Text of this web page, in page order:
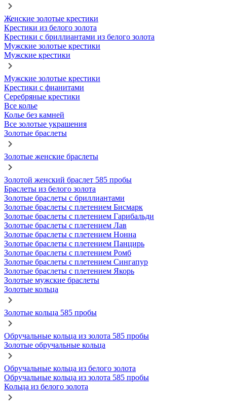
Женские золотые крестики
Крестики из белого золота
Крестики с бриллиантами из белого золота
Мужские золотые крестики
Мужские крестики
Мужские золотые крестики
Крестики с фианитами
Серебряные крестики
Все колье
Колье без камней
Все золотые украшения
Золотые браслеты
Золотые женские браслеты
Золотой женский браслет 585 пробы
Браслеты из белого золота
Золотые браслеты с бриллиантами
Золотые браслеты с плетением Бисмарк
Золотые браслеты с плетением Гарибальди
Золотые браслеты с плетением Лав
Золотые браслеты с плетением Нонна
Золотые браслеты с плетением Панцирь
Золотые браслеты с плетением Ромб
Золотые браслеты с плетением Сингапур
Золотые браслеты с плетением Якорь
Золотые мужские браслеты
Золотые кольца
Золотые кольца 585 пробы
Обручальные кольца из золота 585 пробы
Золотые обручальные кольца
Обручальные кольца из белого золота
Обручальные кольца из золота 585 пробы
Кольца из белого золота